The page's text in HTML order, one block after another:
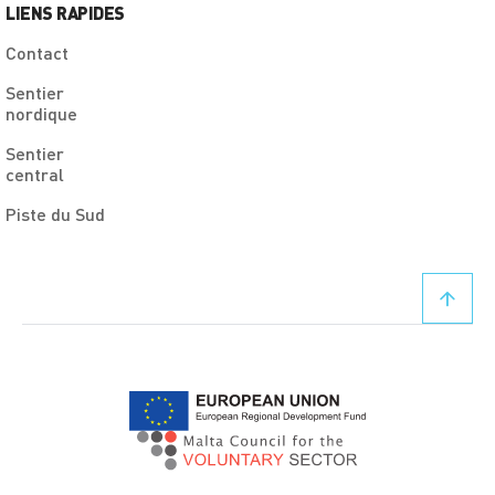
LIENS RAPIDES
Contact
Sentier
nordique
Sentier
central
Piste du Sud